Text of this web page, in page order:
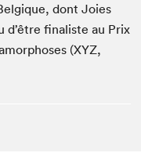
dont Joies
d’être finaliste au Prix
(XYZ,